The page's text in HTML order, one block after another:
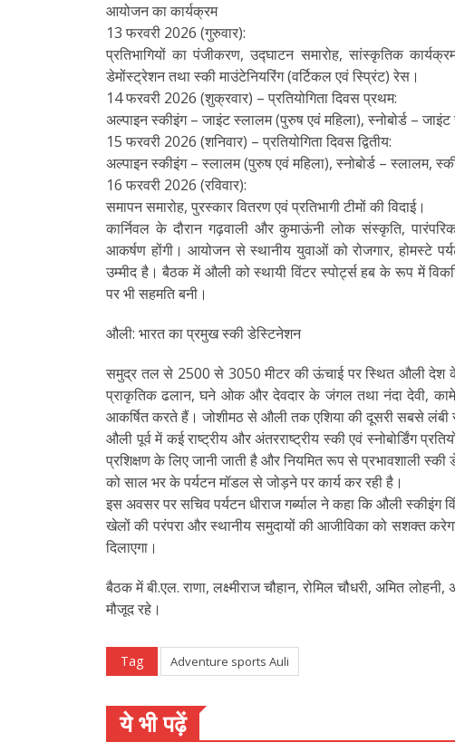
आयोजन का कार्यक्रम
13 फरवरी 2026 (गुरुवार):
प्रतिभागियों का पंजीकरण, उद्घाटन समारोह, सांस्कृतिक
डेमोंस्ट्रेशन तथा स्की माउंटेनियरिंग (वर्टिकल एवं स्प्रिंट) रेस।
14 फरवरी 2026 (शुक्रवार) – प्रतियोगिता दिवस प्रथम:
अल्पाइन स्कीइंग – जाइंट स्लालम (पुरुष एवं महिला), स्नोबोर्ड –
15 फरवरी 2026 (शनिवार) – प्रतियोगिता दिवस द्वितीय:
अल्पाइन स्कीइंग – स्लालम (पुरुष एवं महिला), स्नोबोर्ड – स्लालम,
16 फरवरी 2026 (रविवार):
समापन समारोह, पुरस्कार वितरण एवं प्रतिभागी टीमों की विदाई।
कार्निवल के दौरान गढ़वाली और कुमाऊंनी लोक संस्कृति,
आकर्षण होंगी। आयोजन से स्थानीय युवाओं को रोजगार, होमस्टे
उम्मीद है। बैठक में औली को स्थायी विंटर स्पोर्ट्स हब के रूप में
पर भी सहमति बनी।
औली: भारत का प्रमुख स्की डेस्टिनेशन
समुद्र तल से 2500 से 3050 मीटर की ऊंचाई पर स्थित औली देश
प्राकृतिक ढलान, घने ओक और देवदार के जंगल तथा नंदा देवी,
आकर्षित करते हैं। जोशीमठ से औली तक एशिया की दूसरी सबसे लंबी
औली पूर्व में कई राष्ट्रीय और अंतरराष्ट्रीय स्की एवं स्नोबोर्डिंग
प्रशिक्षण के लिए जानी जाती है और नियमित रूप से प्रभावशाली
को साल भर के पर्यटन मॉडल से जोड़ने पर कार्य कर रही है।
इस अवसर पर सचिव पर्यटन धीराज गर्ब्याल ने कहा कि औली स्कीइंग
खेलों की परंपरा और स्थानीय समुदायों की आजीविका को सशक्त
दिलाएगा।
बैठक में बी.एल. राणा, लक्ष्मीराज चौहान, रोमिल चौधरी, अमित
मौजूद रहे।
Tag Adventure sports Auli
ये भी पढ़ें